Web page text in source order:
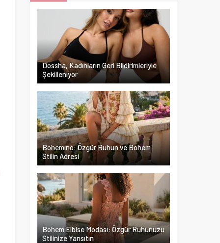
Dossha, Kadınların Geri Bildirimleriyle
Şekilleniyor
Bohemino: Özgür Ruhun ve Bohem
Stilin Adresi
Bohem Elbise Modası: Özgür Ruhunuzu
Stilinize Yansıtın